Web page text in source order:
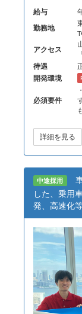
給与
勤務地
アクセス
待遇
開発環境
必須要件
詳細を見る
中途採用
した、乗用
発、高速化